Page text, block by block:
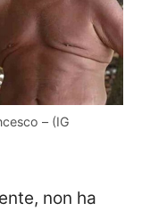
– (IG
non ha